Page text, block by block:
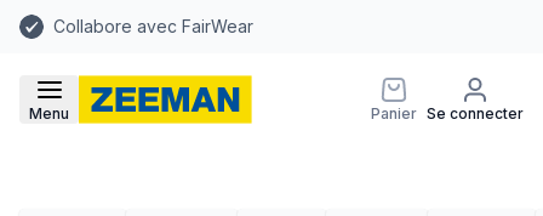
Collabore avec FairWear
Menu Panier Se connecter